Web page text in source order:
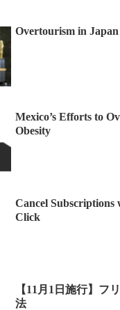
Overtourism in Japan
Mexico’s Efforts to
Obesity
Cancel Subscriptions
Click
【11月1日施行】フ
法